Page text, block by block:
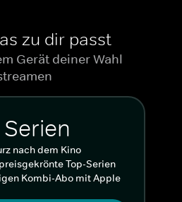
zu dir passt
Gerät deiner Wahl
nach dem Kino
Top-Serien
Kombi-Abo mit Apple